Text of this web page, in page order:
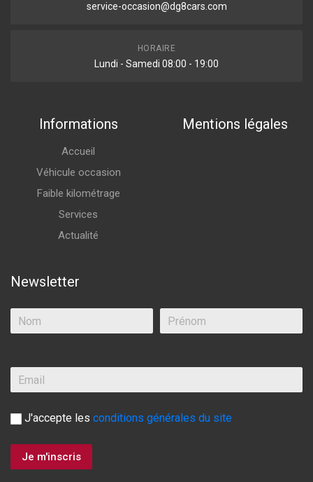
service-occasion@dg8cars.com
HORAIRE
Lundi - Samedi 08:00 - 19:00
Informations
Accueil
Véhicule occasion
Faible kilométrage
Services
Actualité
Mentions légales
Newsletter
J'accepte les conditions générales du site